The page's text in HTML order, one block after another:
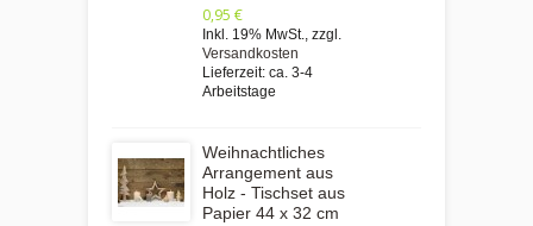
0,95 €
Inkl. 19% MwSt. zzgl.
Versandkosten
Lieferzeit: ca. 3-4
Arbeitstage
Weihnachtliches
Arrangement aus
Holz - Tischset aus
Papier 44 x 32 cm